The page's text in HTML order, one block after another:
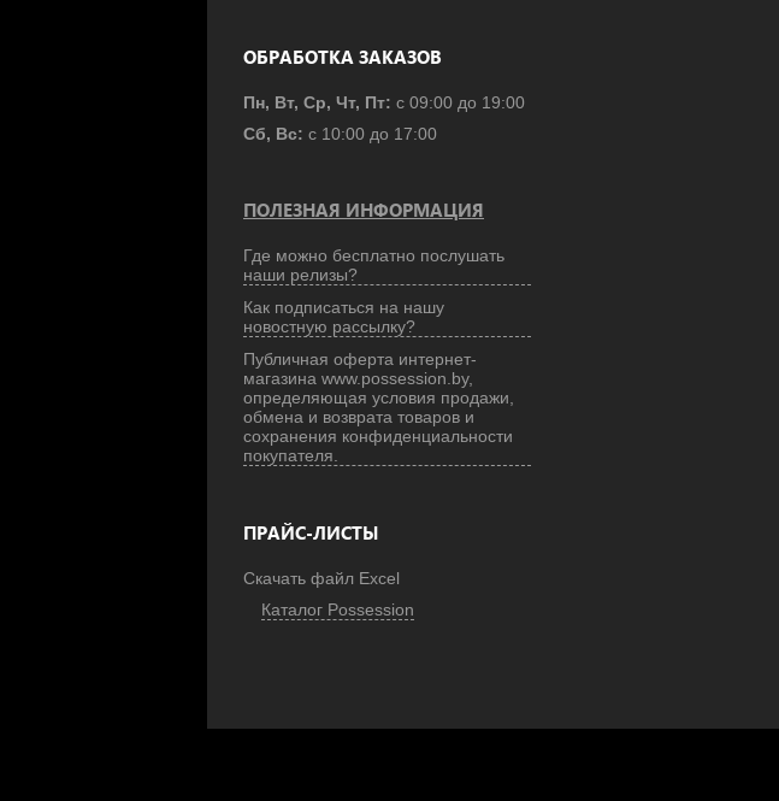
ОБРАБОТКА ЗАКАЗОВ
Пн, Вт, Ср, Чт, Пт: с 09:00 до 19:00
Сб, Вс: с 10:00 до 17:00
ПОЛЕЗНАЯ ИНФОРМАЦИЯ
Где можно бесплатно послушать
наши релизы?
Как подписаться на нашу
новостную рассылку?
Публичная оферта интернет-
магазина www.possession.by,
определяющая условия продажи,
обмена и возврата товаров и
сохранения конфиденциальности
покупателя.
ПРАЙС-ЛИСТЫ
Скачать файл Excel
Каталог Possession